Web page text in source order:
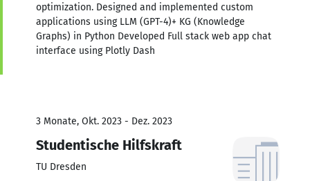
optimization. Designed and implemented custom
applications using LLM (GPT-4)+ KG (Knowledge
Graphs) in Python Developed Full stack web app chat
interface using Plotly Dash
3 Monate, Okt. 2023 - Dez. 2023
Studentische Hilfskraft
TU Dresden